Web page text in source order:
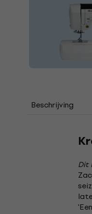
Beschrijving
Dit